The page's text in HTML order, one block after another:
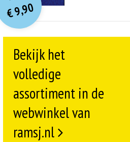
was:
€ 30,99.
€9,90
is:
€ 9,90.
Bekijk het
volledige
assortiment in de
webwinkel van
ramsj.nl